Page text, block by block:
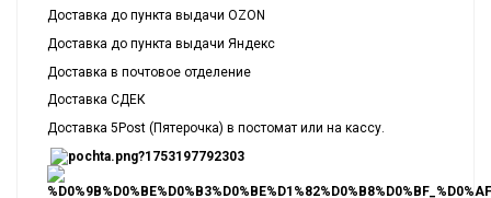
Доставка до пункта выдачи OZON
Доставка до пункта выдачи Яндекс
Доставка в почтовое отделение
Доставка СДЕК
Доставка 5Post (Пятерочка) в постомат или на кассу.